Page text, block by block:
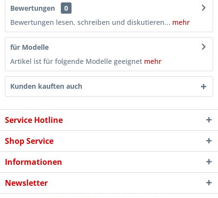
Bewertungen
0
Bewertungen lesen, schreiben und diskutieren... mehr
für Modelle
Artikel ist für folgende Modelle geeignet mehr
Kunden kauften auch
Service Hotline
Shop Service
Informationen
Newsletter